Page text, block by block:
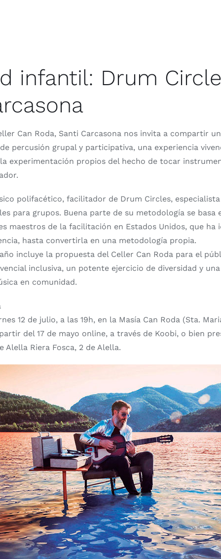
infantil: Drum
Can Roda, Santi Carcasona nos invita a compartir
percusión grupal y participativa, una experiencia
experimentación propios del hecho de tocar
polifacético, facilitador de Drum Circles,
para grupos. Buena parte de su metodología se basa
maestros de la facilitación en Estados Unidos, que ha
hasta convertirla en una metodología propia.
incluye la propuesta del Celler Can Roda para el
inclusiva, un potente ejercicio de diversidad y
en comunidad.
12 de julio, a las 19h, en la Masía Can Roda (Sta.
del 17 de mayo online, a través de Koobi, o bien
Alella Riera Fosca, 2 de Alella.